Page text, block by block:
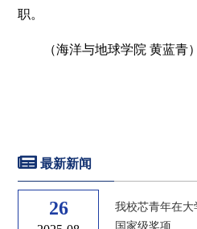
职。
（海洋与地球学院 黄蓝青）
最新新闻
26
我校芯青年在
国家级奖项